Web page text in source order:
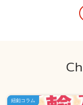
紐釦コラム